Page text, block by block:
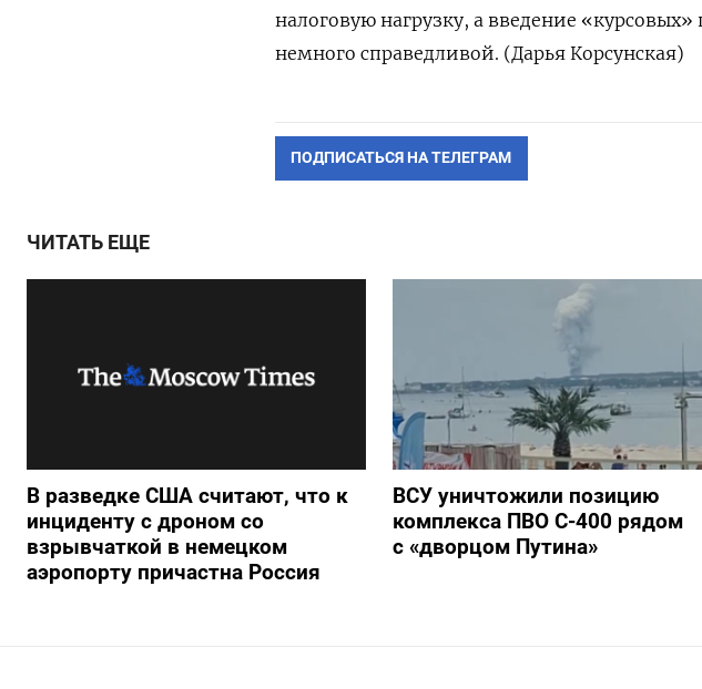
налоговую нагрузку, а введение
немного справедливой. (Дарья Корсунская)
ПОДПИСАТЬСЯ НА ТЕЛЕГРАМ
ЧИТАТЬ ЕЩЕ
В разведке США считают, что к
инциденту с дроном со
взрывчаткой в немецком
аэропорту причастна Россия
ВСУ уничтожили позицию
комплекса ПВО С-400 рядом
с «дворцом Путина»